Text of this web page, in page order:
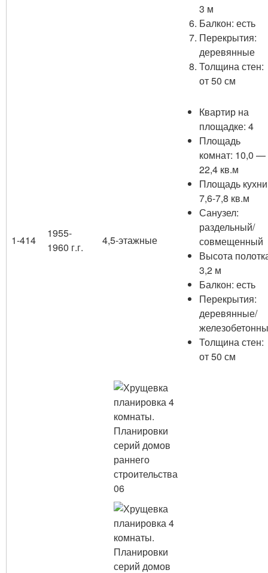
3 м
Балкон: есть
Перекрытия:
деревянные
Толщина стен:
от 50 см
1-414
1955-
1960 г.г.
4,5-этажные
Квартир на
площадке: 4
Площадь
комнат: 10,0 —
22,4 кв.м
Площадь
7,6-7,8 кв.м
Санузел:
раздельный/
совмещенный
Высота
3,2 м
Балкон: есть
Перекрытия:
деревянные/
Толщина стен:
от 50 см